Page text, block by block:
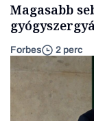
Magasabb
Forbes 2 perc